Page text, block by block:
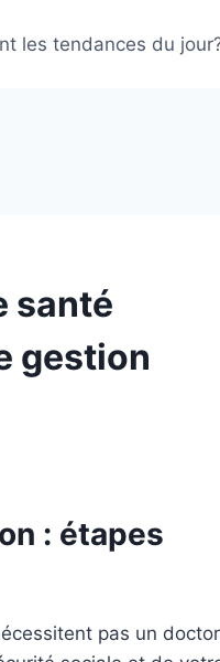
les tendances du
santé
gestion
: étapes
pas un